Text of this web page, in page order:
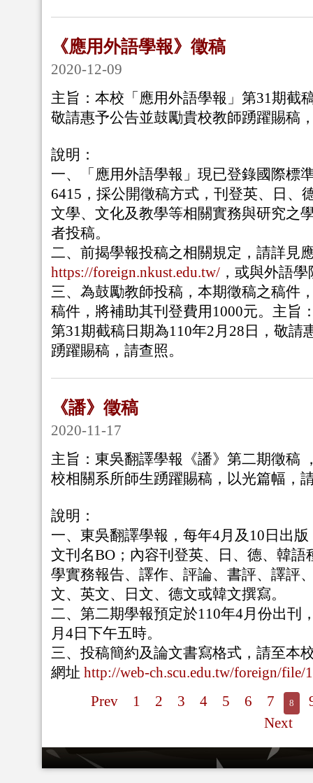
《應用外語學報》徵稿
2020-12-09
主旨：本校「應用外語學報」第31期截
敬請惠予公告並鼓勵貴校教師踴躍賜稿
說明：
一、「應用外語學報」現已登錄國際標
6415，採公開徵稿方式，刊登英、日、
文學、文化及教學等相關實務與研究之
者投稿。
二、前揭學報投稿之相關規定，請詳見
https://foreign.nkust.edu.tw/ ，或與外語
三、為鼓勵教師投稿，本期徵稿之稿件
稿件，將補助其刊登費用 1000元。主旨
第31期截稿日期為110年2月 28 日，敬請
踴躍賜稿，請查照。
《譒》徵稿
2020-11-17
主旨：東吳翻譯學報《譒》第二期徵稿
校相關系所師生踴躍賜稿，以光篇幅，
說明：
一、東吳翻譯學報，每年4月及10日出
文刊名BO；內容刊登英、日、德、韓
學實務報告、譯作、評論、書評、譯評
文、英文、日文、德文或韓文撰寫。
二、第二期學報預定於110年4月份出刊
月4日下午五時。
三、投稿簡約及論文書寫格式，請至本
網址 http://web-ch.scu.edu.tw/foreign/file/
Prev
1 2 3 4 5 6 7 8
Next